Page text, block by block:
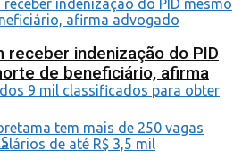
receber indenização do PID
de beneficiário, afirma